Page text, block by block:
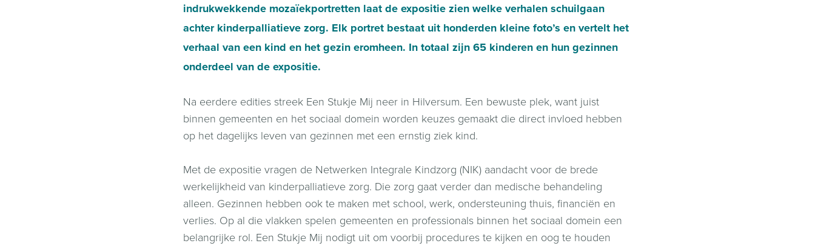
indrukwekkende mozaïekportretten laat de expositie zien welke verhalen schuilgaan
achter kinderpalliatieve zorg. Elk portret bestaat uit honderden kleine foto’s en vertelt het
verhaal van een kind en het gezin eromheen. In totaal zijn 65 kinderen en hun gezinnen
onderdeel van de expositie.
Na eerdere edities streek Een Stukje Mij neer in Hilversum. Een bewuste plek, want juist
binnen gemeenten en het sociaal domein worden keuzes gemaakt die direct invloed hebben
op het dagelijks leven van gezinnen met een ernstig ziek kind.
Met de expositie vragen de Netwerken Integrale Kindzorg (NIK) aandacht voor de brede
werkelijkheid van kinderpalliatieve zorg. Die zorg gaat verder dan medische behandeling
alleen. Gezinnen hebben ook te maken met school, werk, ondersteuning thuis, financiën en
verlies. Op al die vlakken spelen gemeenten en professionals binnen het sociaal domein een
belangrijke rol. Een Stukje Mij nodigt uit om voorbij procedures te kijken en oog te houden